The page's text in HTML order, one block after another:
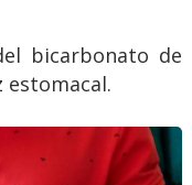
estomacal.